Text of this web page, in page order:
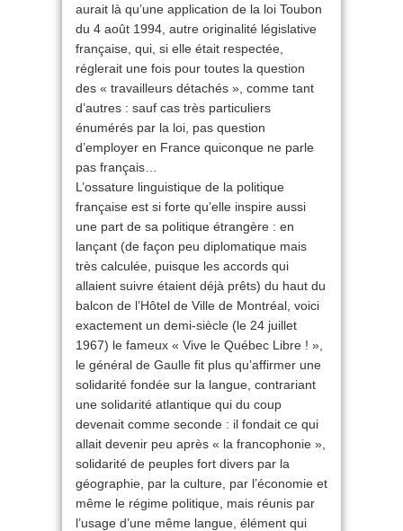
aurait là qu’une application de la loi Toubon
du 4 août 1994, autre originalité législative
française, qui, si elle était respectée,
réglerait une fois pour toutes la question
des « travailleurs détachés », comme tant
d’autres : sauf cas très particuliers
énumérés par la loi, pas question
d’employer en France quiconque ne parle
pas français…
L’ossature linguistique de la politique
française est si forte qu’elle inspire aussi
une part de sa politique étrangère : en
lançant (de façon peu diplomatique mais
très calculée, puisque les accords qui
allaient suivre étaient déjà prêts) du haut du
balcon de l’Hôtel de Ville de Montréal, voici
exactement un demi-siècle (le 24 juillet
1967) le fameux « Vive le Québec Libre ! »,
le général de Gaulle fit plus qu’affirmer une
solidarité fondée sur la langue, contrariant
une solidarité atlantique qui du coup
devenait comme seconde : il fondait ce qui
allait devenir peu après « la francophonie »,
solidarité de peuples fort divers par la
géographie, par la culture, par l’économie et
même le régime politique, mais réunis par
l’usage d’une même langue, élément qui